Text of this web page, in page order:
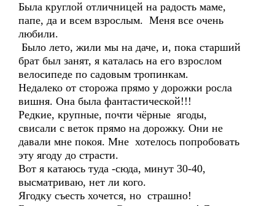
Была круглой отличницей на радость маме,
папе, да и всем взрослым. Меня все очень
любили.
Было лето, жили мы на даче, и, пока старший
брат был занят, я каталась на его взрослом
велосипеде по садовым тропинкам.
Недалеко от сторожа прямо у дорожки росла
вишня. Она была фантастической!!!
Редкие, крупные, почти чёрные ягоды,
свисали с веток прямо на дорожку. Они не
давали мне покоя. Мне хотелось попробовать
эту ягоду до страсти.
Вот я катаюсь туда -сюда, минут 30-40,
высматриваю, нет ли кого.
Ягодку съесть хочется, но страшно!